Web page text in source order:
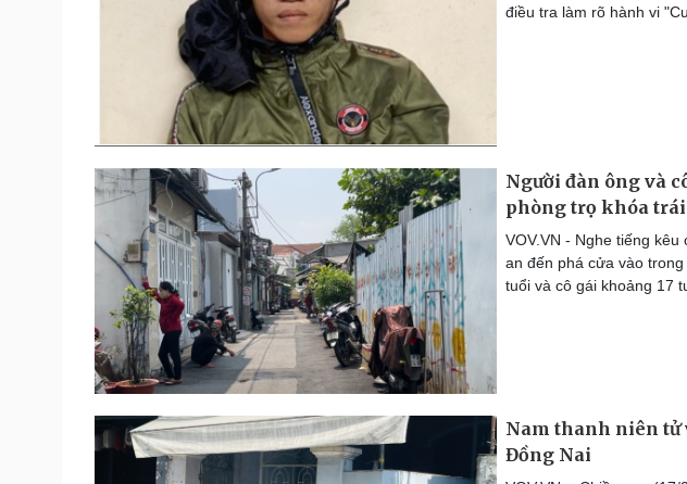
điều tra làm rõ hành vi
Người đàn ông và
phòng trọ khóa trái
VOV.VN - Nghe tiếng
an đến phá cửa vào
tuổi và cô gái khoảng 17
Nam thanh niên
Đồng Nai